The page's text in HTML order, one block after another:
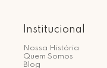
Institucional
Nossa História
Quem Somos
Blog